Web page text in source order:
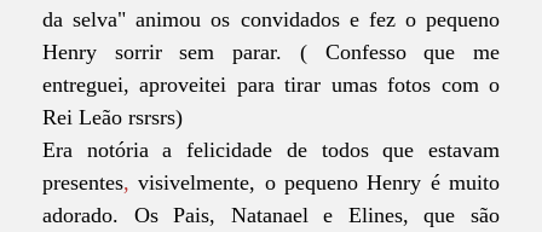
da selva" animou os convidados e fez o pequeno
Henry sorrir sem parar. ( Confesso que me
entreguei, aproveitei para tirar umas fotos com o
Rei Leão rsrsrs)
Era notória a felicidade de todos que estavam
presentes,visivelmente, o pequeno Henry é muito
adorado. Os Pais, Natanael e Elines, que são